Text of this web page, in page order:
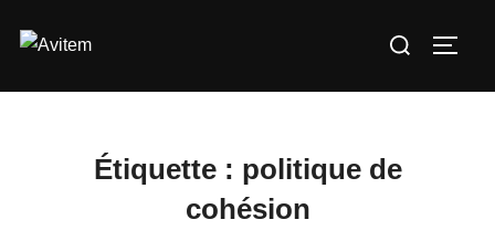
Rechercher :
Étiquette : politique de
cohésion